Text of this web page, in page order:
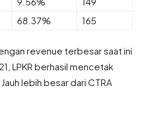
68.37% 165
revenue terbesar saat ini
LPKR berhasil mencetak
lebih besar dari CTRA